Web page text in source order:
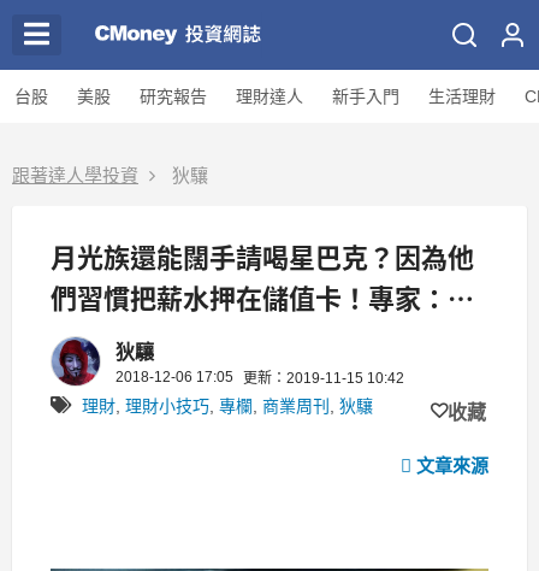
台股 美股 研究報告 理財達人 新手入門 生活理財
跟著達人學投資 狄驤
月光族還能闊手請喝星巴克？因為他
們習慣把薪水押在儲值卡！專家：月
薪不到 4萬，這 5樣東西都快丟掉
狄驤
2018-12-06 17:05 更新：2019-11-15 10:42
理財 理財小技巧 專欄 商業周刊 狄驤 收藏
文章來源